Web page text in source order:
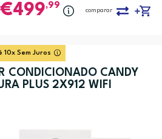
499,99
comparar
10x Sem Juros
CONDICIONADO CANDY
PLUS 2X912 WIFI